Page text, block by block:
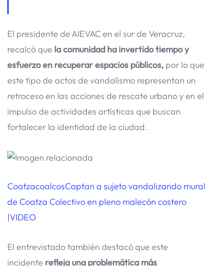
El presidente de AIEVAC en el sur de Veracruz,
recalcó que la comunidad ha invertido tiempo y
esfuerzo en recuperar espacios públicos, por lo que
este tipo de actos de vandalismo representan un
retroceso en las acciones de rescate urbano y en el
impulso de actividades artísticas que buscan
fortalecer la identidad de la ciudad.
CoatzacoalcosCaptan a sujeto vandalizando mural
de Coatza Colectivo en pleno malecón costero
|VIDEO
El entrevistado también destacó que este
incidente refleja una problemática más